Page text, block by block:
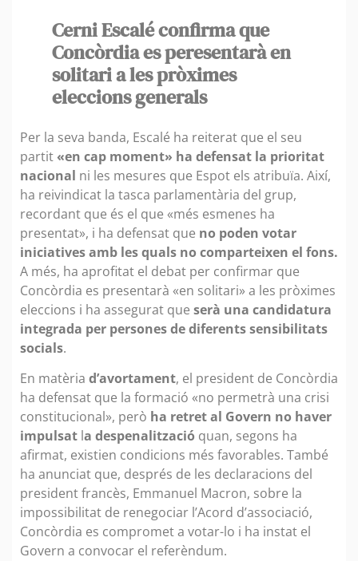
Cerni Escalé confirma que
Concòrdia es peresentarà en
solitari a les pròximes
eleccions generals
Per la seva banda, Escalé ha reiterat que el seu
partit«en cap moment» ha defensat la prioritat
nacional ni les mesures que Espot els atribuïa. Així,
ha reivindicat la tasca parlamentària del grup,
recordant que és el que «més esmenes ha
presentat», i ha defensat que no poden votar
iniciatives amb les quals no comparteixen el fons.
A més, ha aprofitat el debat per confirmar que
Concòrdia es presentarà «en solitari» a les pròximes
eleccions i ha assegurat que serà una candidatura
integrada per persones de diferents sensibilitats
socials.
En matèria d’avortament, el president de Concòrdia
ha defensat que la formació «no permetrà una crisi
constitucional», però ha retret al Govern no haver
impulsat la despenalització quan, segons ha
afirmat, existien condicions més favorables. També
ha anunciat que, després de les declaracions del
president francès, Emmanuel Macron, sobre la
impossibilitat de renegociar l’Acord d’associació,
Concòrdia es compromet a votar-lo i ha instat el
Govern a convocar el referèndum.